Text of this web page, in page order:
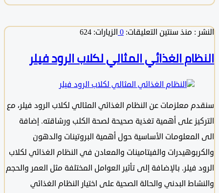
:منذ سنتينالتعليقات:0الزيارات: 624
الغذائي المثالي لكلاب الرود فيلر
معلزمات عن النظام الغذائي المثالي لكلاب الرود فيلر، مع
على أهمية تغذية صحيحة لصحة الكلب ورشاقته. إضافة
الأساسية حول أهمية البروتينات والدهون
والفيتامينات والمعادن في النظام الغذائي لكلاب
فيلر. بالإضافة إلى تأثير العوامل المختلفة مثل العمر والحجم
البدني والحالة الصحية على اختيار النظام الغذائي